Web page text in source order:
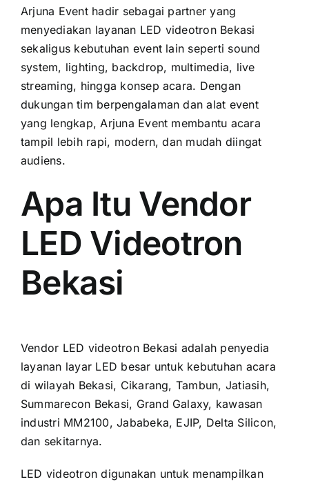
Arjuna Event hadir sebagai partner yang
menyediakan layanan LED videotron Bekasi
sekaligus kebutuhan event lain seperti sound
system, lighting, backdrop, multimedia, live
streaming, hingga konsep acara. Dengan
dukungan tim berpengalaman dan alat event
yang lengkap, Arjuna Event membantu acara
tampil lebih rapi, modern, dan mudah diingat
audiens.
Apa Itu Vendor
LED Videotron
Bekasi
Vendor LED videotron Bekasi adalah penyedia
layanan layar LED besar untuk kebutuhan acara
di wilayah Bekasi, Cikarang, Tambun, Jatiasih,
Summarecon Bekasi, Grand Galaxy, kawasan
industri MM2100, Jababeka, EJIP, Delta Silicon,
dan sekitarnya.
LED videotron digunakan untuk menampilkan